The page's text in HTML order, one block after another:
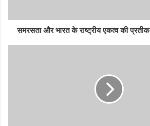
समरसता और भारत के राष्ट्रीय एकत्व की